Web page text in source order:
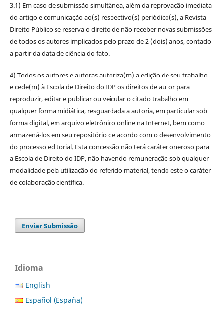
3.1) Em caso de submissão simultânea, além da reprovação imediata
do artigo e comunicação ao(s) respectivo(s) periódico(s), a Revista
Direito Público se reserva o direito de não receber novas submissões
de todos os autores implicados pelo prazo de 2 (dois) anos, contado
a partir da data de ciência do fato.
4) Todos os autores e autoras autoriza(m) a edição de seu trabalho
e cede(m) à Escola de Direito do IDP os direitos de autor para
reproduzir, editar e publicar ou veicular o citado trabalho em
qualquer forma midiática, resguardada a autoria, em particular sob
forma digital, em arquivo eletrônico online na Internet, bem como
armazená-los em seu repositório de acordo com o desenvolvimento
do processo editorial. Esta concessão não terá caráter oneroso para
a Escola de Direito do IDP, não havendo remuneração sob qualquer
modalidade pela utilização do referido material, tendo este o caráter
de colaboração científica.
Enviar Submissão
Idioma
English
Español (España)